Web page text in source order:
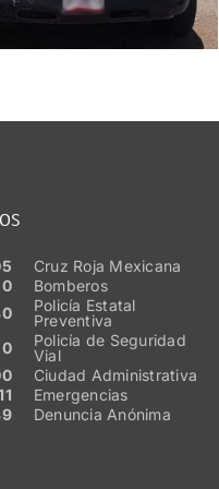
Trancoso
Cruz Roja Mexicana
Bomberos
Policía Estatal
Preventiva
Policía de Seguridad
Vial
Ciudad Administrativa
Emergencias
Denuncia Anónima